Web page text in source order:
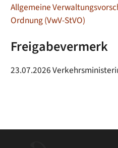
Allgemeine
Ordnung (VwV-StVO)
Freigabevermerk
23.07.2026